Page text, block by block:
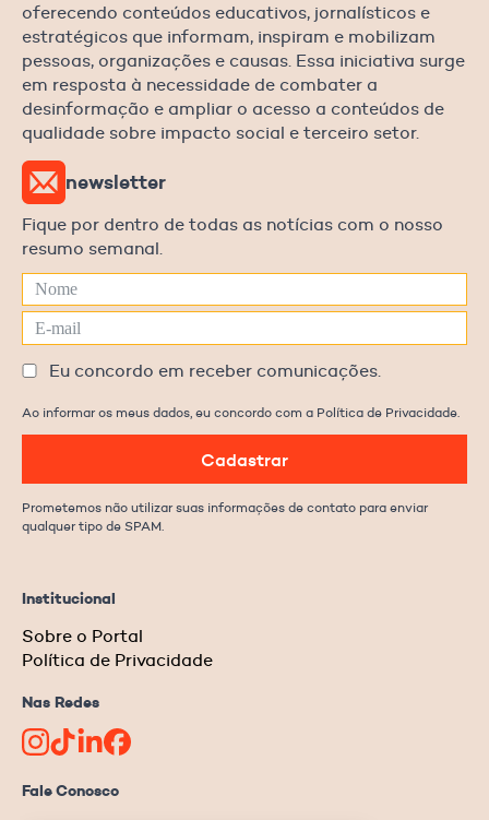
oferecendo conteúdos educativos, jornalísticos e
estratégicos que informam, inspiram e mobilizam
pessoas, organizações e causas. Essa iniciativa surge
em resposta à necessidade de combater a
desinformação e ampliar o acesso a conteúdos de
qualidade sobre impacto social e terceiro setor.
Institucional
Sobre o Portal
Política de Privacidade
Nas Redes
Fale Conosco
newsletter
Fique por dentro de todas as notícias com o nosso
resumo semanal.
Eu concordo em receber comunicações.
Ao informar os meus dados, eu concordo com a Política de Privacidade.
Cadastrar
Prometemos não utilizar suas informações de contato para enviar
qualquer tipo de SPAM.